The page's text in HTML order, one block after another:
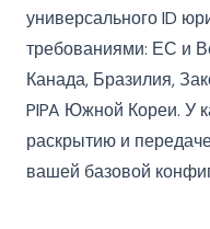
универсального ID
требованиями: ЕС и
Канада, Бразилия,
PIPA Южной Кореи. У
раскрытию и
вашей базовой